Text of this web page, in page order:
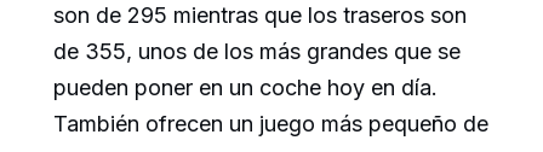
son de 295 mientras que los traseros son
de 355, unos de los más grandes que se
pueden poner en un coche hoy en día.
También ofrecen un juego más pequeño de